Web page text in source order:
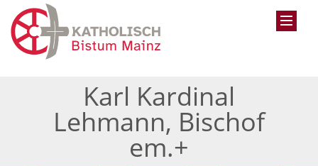
Karl Kardinal
Lehmann, Bischof
em.+